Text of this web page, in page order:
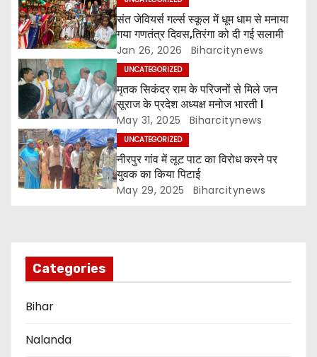
a
v
i
g
a
t
i
n
संत जेवियर्स गर्ल्स स्कूल में धूम धाम से मनाया
गया गणतंत्र दिवस,तिरंगा को दी गई सलामी
Jan 26, 2026 Biharcitynews
UNCATEGORIZED
मृतक सिकंदर राम के परिजनों से मिले जन
सूराज के प्रदेश अध्यक्ष मनोज भारती l
May 31, 2025 Biharcitynews
UNCATEGORIZED
नीरपुर गांव में लूट पाट का विरोध करने पर
युवक का किया पिटाई
May 29, 2025 Biharcitynews
Categories
Bihar
Nalanda